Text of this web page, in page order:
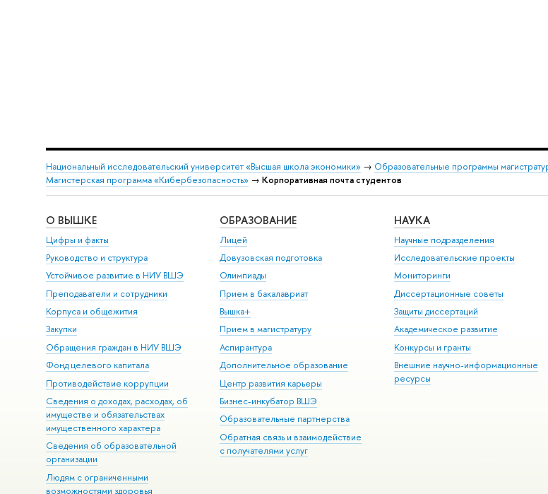
Национальный исследовательский университет «Высшая школа экономики» → Образовательные программы
Магистерская программа «Кибербезопасность» → Корпоративная почта студентов
О ВЫШКЕ
Цифры и факты
Руководство и структура
Устойчивое развитие в НИУ ВШЭ
Преподаватели и сотрудники
Корпуса и общежития
Закупки
Обращения граждан в НИУ ВШЭ
Фонд целевого капитала
Противодействие коррупции
Сведения о доходах, расходах, об
имуществе и обязательствах
имущественного характера
Сведения об образовательной
организации
Людям с ограниченными
возможностями здоровья
ОБРАЗОВАНИЕ
Лицей
Довузовская подготовка
Олимпиады
Прием в бакалавриат
Вышка+
Прием в магистратуру
Аспирантура
Дополнительное образование
Центр развития карьеры
Бизнес-инкубатор ВШЭ
Образовательные партнерства
Обратная связь и взаимодействие
с получателями услуг
НАУКА
Научные подразделения
Исследовательские проекты
Мониторинги
Диссертационные советы
Защиты диссертаций
Академическое развитие
Конкурсы и гранты
Внешние научно-информационные
ресурсы